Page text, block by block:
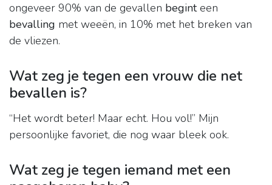
ongeveer 90% van de gevallen beginteen
bevalling met weeën, in 10% met het breken van
de vliezen.
Wat zeg je tegen een vrouw die net
bevallen is?
“Het wordt beter! Maar echt. Hou vol!” Mijn
persoonlijke favoriet, die nog waar bleek ook.
Wat zeg je tegen iemand met een